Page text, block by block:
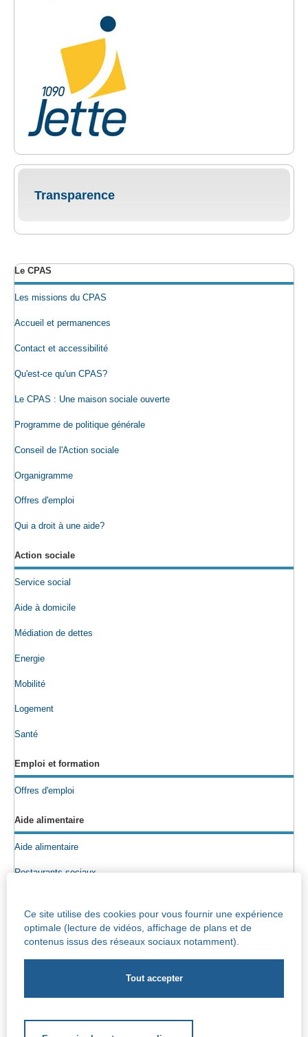
Ce site utilise des cookies pour vous fournir une expérience
optimale (lecture de vidéos, affichage de plans et de
contenus issus des réseaux sociaux notamment).
Transparence
Le CPAS
Les missions du CPAS
Accueil et permanences
Contact et accessibilité
Qu'est-ce qu'un CPAS?
Le CPAS : Une maison sociale ouverte
Programme de politique générale
Conseil de l'Action sociale
Organigramme
Offres d'emploi
Qui a droit à une aide?
Action sociale
Service social
Aide à domicile
Médiation de dettes
Energie
Mobilité
Logement
Santé
Emploi et formation
Offres d'emploi
Aide alimentaire
Aide alimentaire
Restaurants sociaux
Epicerie sociale
Socio-culturel